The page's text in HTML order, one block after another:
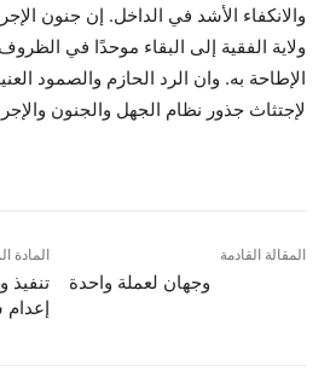
والانكفاء الأشد في الداخل. إن جنون
ولاية الفقية إلى البقاء موحدًا في
الإطاحة به. وان الرد الحازم والصمود
لإجتثاث جذور نظام الجهل والجنون
المادة
إعدام
المقالة القادمة
وجهان لعملة واحدة